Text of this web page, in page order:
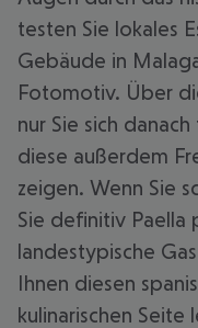
testen Sie lokales
Gebäude in
Fotomotiv. Über
nur Sie sich
diese außerdem
zeigen. Wenn Sie
Sie definitiv Paella
landestypische
Ihnen diesen
kulinarischen Seite